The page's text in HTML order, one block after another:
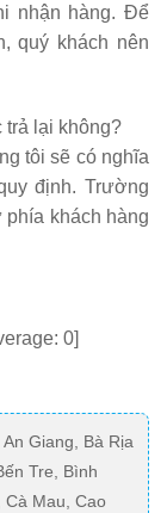
nhận hàng. Để
quý khách nên
trả lại không?
tôi sẽ có nghĩa
định. Trường
khách hàng
0]
An Giang, Bà Rịa
Tre, Bình
Mau, Cao